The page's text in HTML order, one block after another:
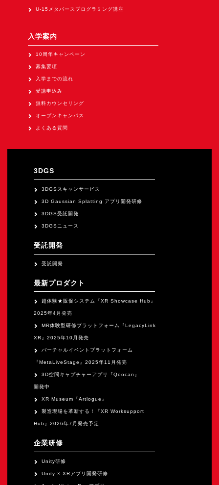
U-15メタバースプログラミング講座
入学案内
10周年キャンペーン
募集要項
入学までの流れ
受講申込み
無料カウンセリング
オープンキャンパス
よくある質問
3DGS
3DGSスキャンサービス
3D Gaussian Splatting アプリ開発研修
3DGS受託開発
3DGSニュース
受託開発
受託開発
最新プロダクト
超体験★販促システム『XR Showcase Hub』
2025年4月発売
MR体験型研修プラットフォーム『LegacyLink
XR』2025年10月発売
バーチャルイベントプラットフォーム
『MetaLiveStage』2025年11月発売
3D空間キャプチャーアプリ『Qoocan』
開発中
XR Museum『Artlogue』
製造現場を革新する！『XR Worksupport
Hub』2026年7月発売予定
企業研修
Unity研修
Unity × XRアプリ開発研修